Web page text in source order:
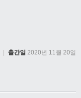
출간일 2020년 11월 20일